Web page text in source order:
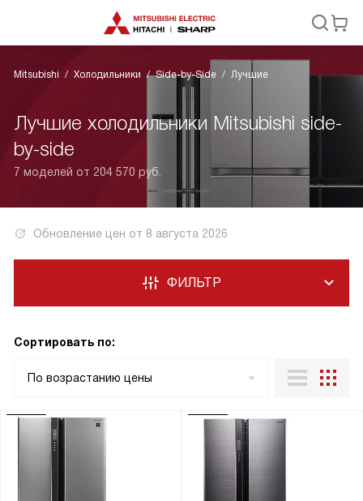
Mitsubishi Холодильники Side-by-Side Лучшие
Лучшие холодильники Mitsubishi side-
by-side
7 моделей от 204 570 руб.
Обновление цен от 8 августа 2026
ФИЛЬТР
Сортировать по:
По возрастанию цены